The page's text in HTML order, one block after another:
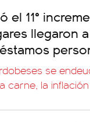
el 11°
llegaron
se
carne, la